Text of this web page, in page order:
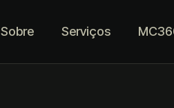
Sobre Serviços